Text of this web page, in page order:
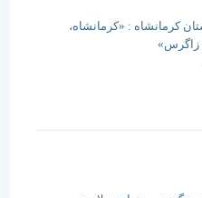
: «کرمانشاه،